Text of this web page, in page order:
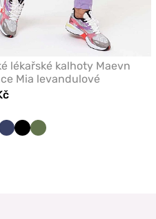
lékařské kalhoty Maevn
Mia levandulové
Námořnická
ČernáOlivková